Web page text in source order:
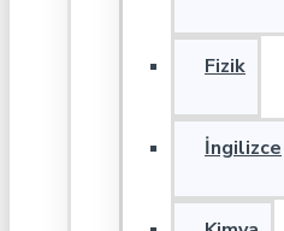
Fizik
İngilizce